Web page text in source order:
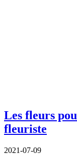
Les fleurs
fleuriste
2021-07-09